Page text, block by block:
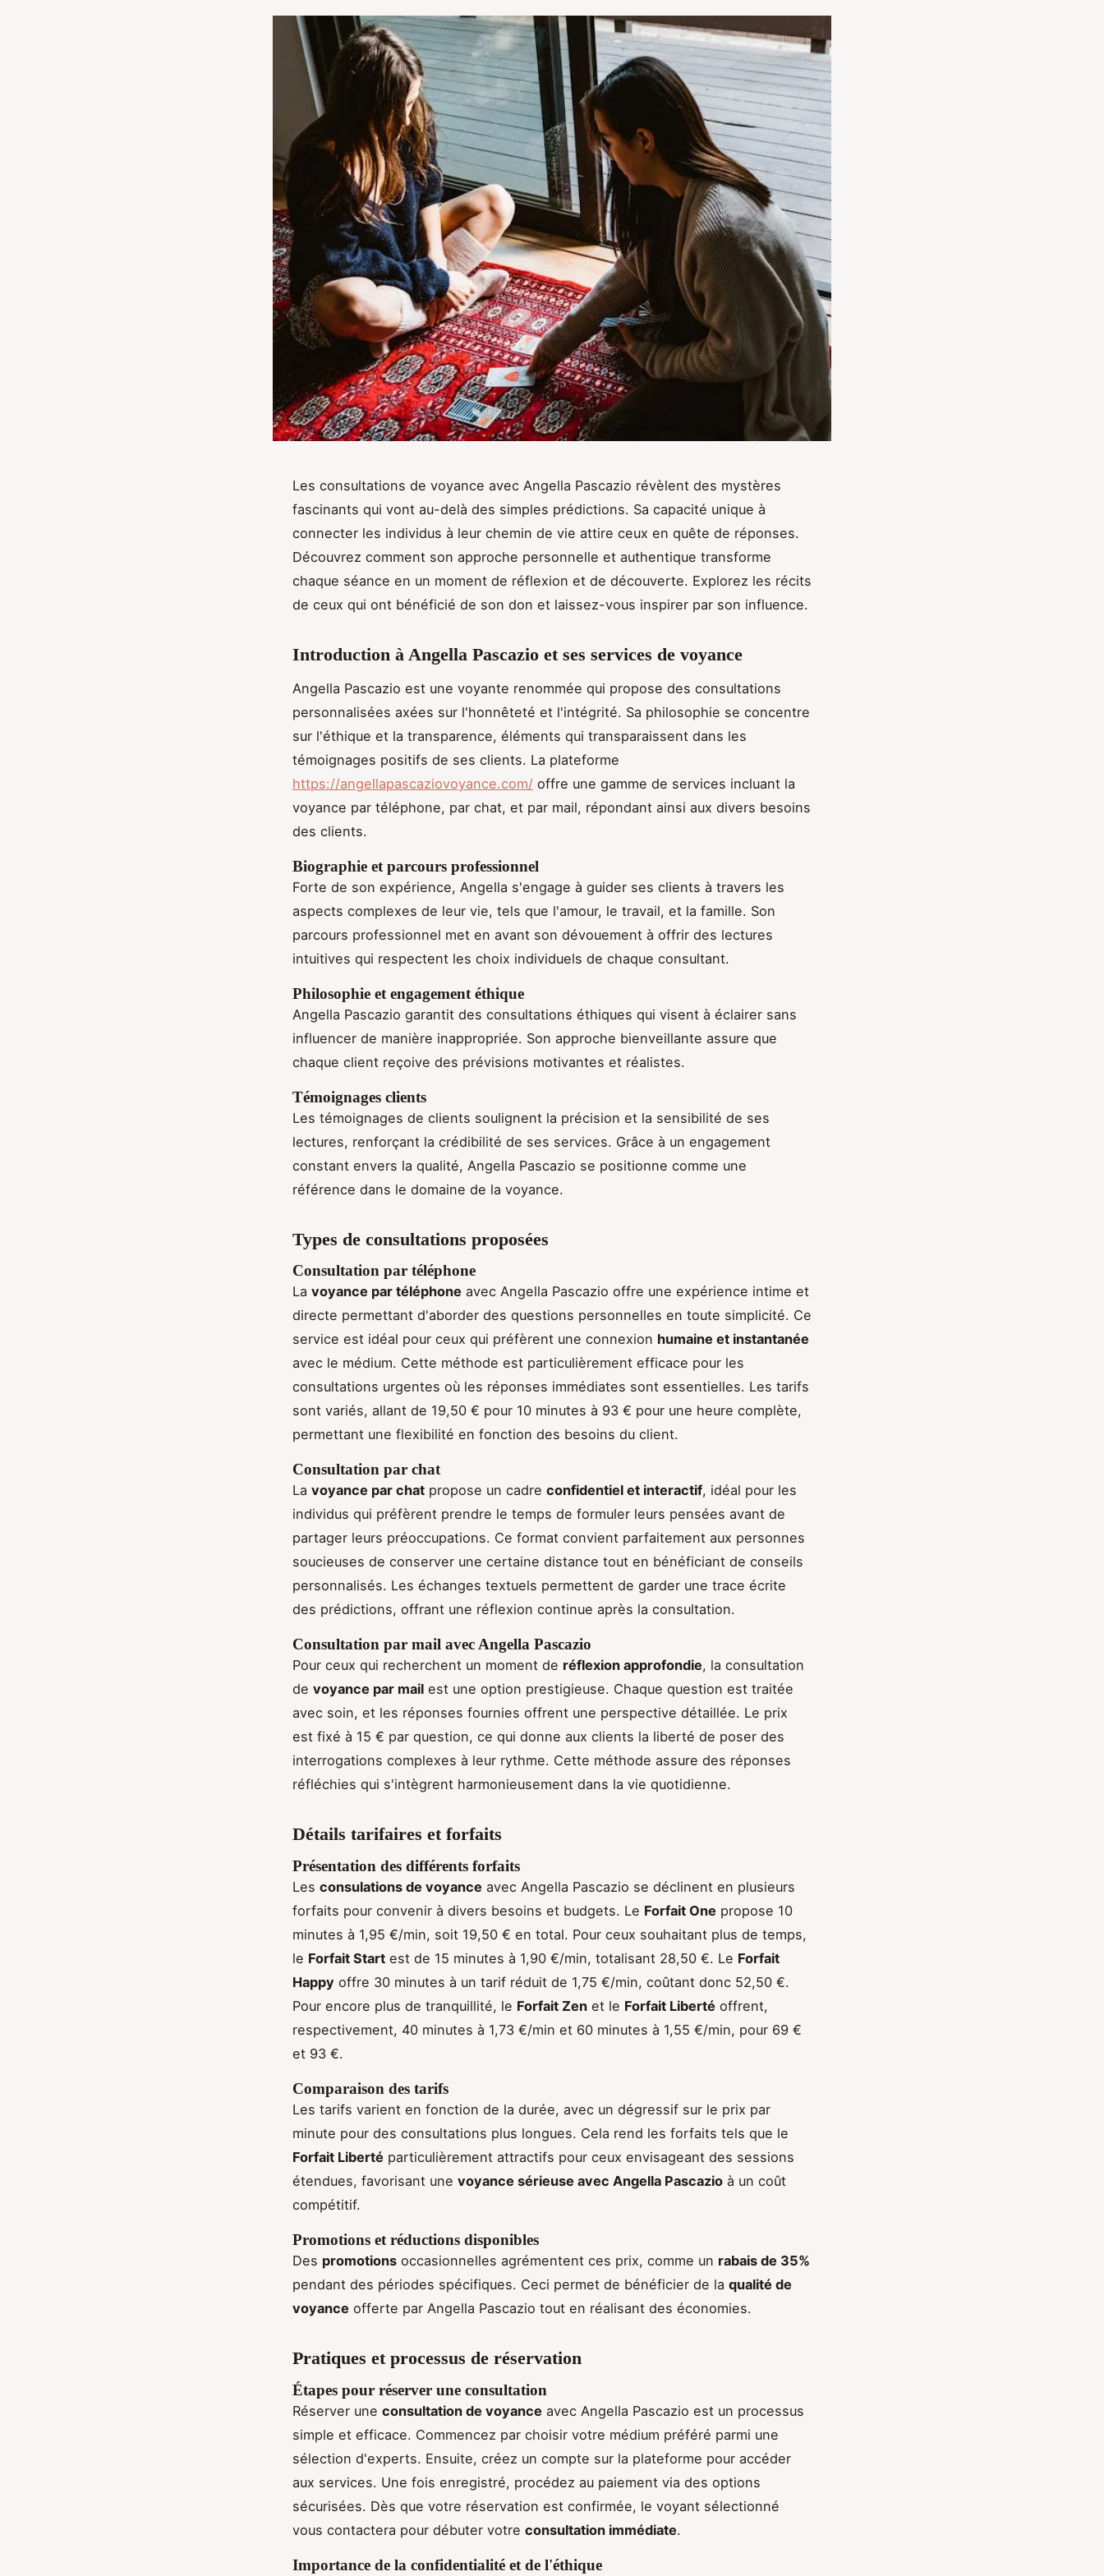
Les consultations de voyance avec Angella Pascazio révèlent des mystères
fascinants qui vont au-delà des simples prédictions. Sa capacité unique à
connecter les individus à leur chemin de vie attire ceux en quête de réponses.
Découvrez comment son approche personnelle et authentique transforme
chaque séance en un moment de réflexion et de découverte. Explorez les récits
de ceux qui ont bénéficié de son don et laissez-vous inspirer par son influence.
Introduction à Angella Pascazio et ses services de voyance
Angella Pascazio est une voyante renommée qui propose des consultations
personnalisées axées sur l'honnêteté et l'intégrité. Sa philosophie se concentre
sur l'éthique et la transparence, éléments qui transparaissent dans les
témoignages positifs de ses clients. La plateforme
https://angellapascaziovoyance.com/ offre une gamme de services incluant la
voyance par téléphone, par chat, et par mail, répondant ainsi aux divers besoins
des clients.
Biographie et parcours professionnel
Forte de son expérience, Angella s'engage à guider ses clients à travers les
aspects complexes de leur vie, tels que l'amour, le travail, et la famille. Son
parcours professionnel met en avant son dévouement à offrir des lectures
intuitives qui respectent les choix individuels de chaque consultant.
Philosophie et engagement éthique
Angella Pascazio garantit des consultations éthiques qui visent à éclairer sans
influencer de manière inappropriée. Son approche bienveillante assure que
chaque client reçoive des prévisions motivantes et réalistes.
Témoignages clients
Les témoignages de clients soulignent la précision et la sensibilité de ses
lectures, renforçant la crédibilité de ses services. Grâce à un engagement
constant envers la qualité, Angella Pascazio se positionne comme une
référence dans le domaine de la voyance.
Types de consultations proposées
Consultation par téléphone
La voyance par téléphone avec Angella Pascazio offre une expérience intime et
directe permettant d'aborder des questions personnelles en toute simplicité. Ce
service est idéal pour ceux qui préfèrent une connexion humaine et instantanée
avec le médium. Cette méthode est particulièrement efficace pour les
consultations urgentes où les réponses immédiates sont essentielles. Les tarifs
sont variés, allant de 19,50 € pour 10 minutes à 93 € pour une heure complète,
permettant une flexibilité en fonction des besoins du client.
Consultation par chat
La voyance par chat propose un cadre confidentiel et interactif, idéal pour les
individus qui préfèrent prendre le temps de formuler leurs pensées avant de
partager leurs préoccupations. Ce format convient parfaitement aux personnes
soucieuses de conserver une certaine distance tout en bénéficiant de conseils
personnalisés. Les échanges textuels permettent de garder une trace écrite
des prédictions, offrant une réflexion continue après la consultation.
Consultation par mail avec Angella Pascazio
Pour ceux qui recherchent un moment de réflexion approfondie, la consultation
de voyance par mail est une option prestigieuse. Chaque question est traitée
avec soin, et les réponses fournies offrent une perspective détaillée. Le prix
est fixé à 15 € par question, ce qui donne aux clients la liberté de poser des
interrogations complexes à leur rythme. Cette méthode assure des réponses
réfléchies qui s'intègrent harmonieusement dans la vie quotidienne.
Détails tarifaires et forfaits
Présentation des différents forfaits
Les consulations de voyance avec Angella Pascazio se déclinent en plusieurs
forfaits pour convenir à divers besoins et budgets. Le Forfait One propose 10
minutes à 1,95 €/min, soit 19,50 € en total. Pour ceux souhaitant plus de temps,
le Forfait Start est de 15 minutes à 1,90 €/min, totalisant 28,50 €. Le Forfait
Happy offre 30 minutes à un tarif réduit de 1,75 €/min, coûtant donc 52,50 €.
Pour encore plus de tranquillité, le Forfait Zen et le Forfait Liberté offrent,
respectivement, 40 minutes à 1,73 €/min et 60 minutes à 1,55 €/min, pour 69 €
et 93 €.
Comparaison des tarifs
Les tarifs varient en fonction de la durée, avec un dégressif sur le prix par
minute pour des consultations plus longues. Cela rend les forfaits tels que le
Forfait Liberté particulièrement attractifs pour ceux envisageant des sessions
étendues, favorisant une voyance sérieuse avec Angella Pascazio à un coût
compétitif.
Promotions et réductions disponibles
Des promotions occasionnelles agrémentent ces prix, comme un rabais de 35%
pendant des périodes spécifiques. Ceci permet de bénéficier de la qualité de
voyance offerte par Angella Pascazio tout en réalisant des économies.
Pratiques et processus de réservation
Étapes pour réserver une consultation
Réserver une consultation de voyance avec Angella Pascazio est un processus
simple et efficace. Commencez par choisir votre médium préféré parmi une
sélection d'experts. Ensuite, créez un compte sur la plateforme pour accéder
aux services. Une fois enregistré, procédez au paiement via des options
sécurisées. Dès que votre réservation est confirmée, le voyant sélectionné
vous contactera pour débuter votre consultation immédiate.
Importance de la confidentialité et de l'éthique